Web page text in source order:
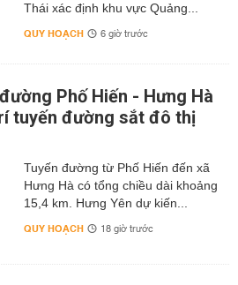
Thái xác định khu vực Quảng...
QUY HOẠCH 6 giờ trước
Phố Hiến - Hưng Hà
tuyến đường sắt đô thị
Tuyến đường từ Phố Hiến đến xã
Hưng Hà có tổng chiều dài khoảng
15,4 km. Hưng Yên dự kiến...
QUY HOẠCH 18 giờ trước